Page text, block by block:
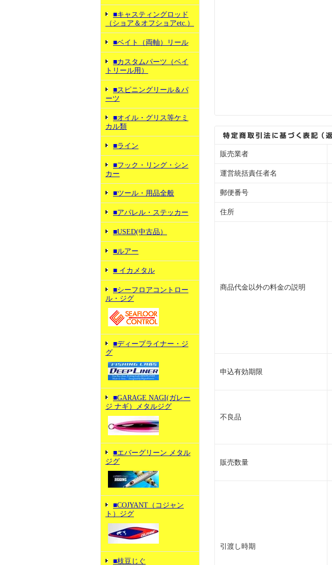
■キャスティングロッド
（ショア＆オフショアetc.）
■ベイト（両軸）リール
■カスタムパーツ（ベイ
トリール用）
■スピニングリール＆パ
ーツ
■オイル・グリス等ケミ
カル類
■ライン
■フック・リング・シン
カー
■ツール・用品全般
■アパレル・ステッカー
■USED(中古品）
■ルアー
■ イカメタル
■シーフロアコントロー
ル・ジグ
■ディープライナー・ジ
グ
■GARAGE NAGI(ガレー
ジ ナギ）メタルジグ
■エバーグリーン メタル
ジグ
■COJYANT（コジャン
ト）ジグ
■枝豆じぐ
販売業者
運営統括責任者名
郵便番号
住所
商品代金以外の料金の説明
申込有効期限
不良品
販売数量
引渡し時期